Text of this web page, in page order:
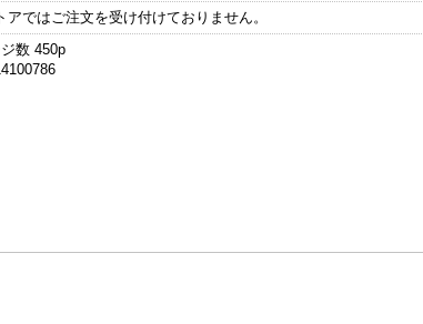
アではご注文を受け付けておりません。
数 450p